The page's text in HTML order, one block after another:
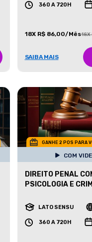
360 A 720H
18X R$ 86,00/Mês18X
SAIBA MAIS
GANHE 2 POS PARA
COM
DIREITO PENAL
PSICOLOGIA E
LATO SENSU
360 A 720H